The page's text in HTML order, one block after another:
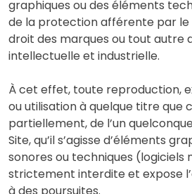
graphiques ou des éléments
de la protection afférente par le
droit des marques ou tout autre
intellectuelle et industrielle.
À cet effet, toute reproduction,
ou utilisation à quelque titre que
partiellement, de l’un
Site, qu’il s’agisse d’éléments
sonores ou techniques
strictement interdite et expose